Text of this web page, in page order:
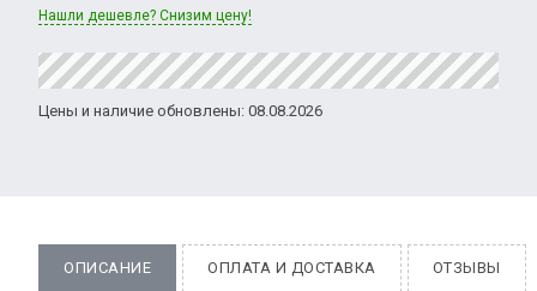
Нашли дешевле? Снизим цену!
Цены и наличие обновлены: 08.08.2026
ОПИСАНИЕ ОПЛАТА И ДОСТАВКА ОТЗЫВЫ